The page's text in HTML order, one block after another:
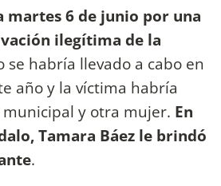
martes 6 de junio por una
ilegítima de la
se habría llevado a cabo en
año y la víctima habría
y otra mujer. En
Tamara Báez le brindó
.